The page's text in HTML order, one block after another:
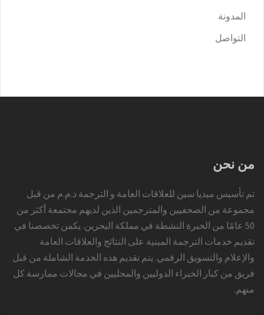
المدونة
التواصل
من نحن
تم تأسيس ميديا سين للعلاقات العامة و الترجمة ذ.م.م من قبل
مجموعة من الصحفيين والمترجمين الذين لديهم مجتمعة أكثر من
50 عامًا من الخبرة النشطة في مملكة البحرين. يكمن تخصصنا في
تقديم خدمات الترجمة المبنية على النتائج والعلاقات العامة
والإعلام والتسويق الرقمي. يتم تقديم هذه الخدمة الشاملة من قبل
فريق من كبار الخبراء الدوليين والمحليين في مجالات ممارسة كل
منهم.